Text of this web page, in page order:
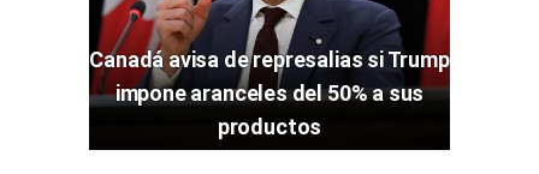
Canadá avisa de represalias si Trump
impone aranceles del 50% a sus
productos